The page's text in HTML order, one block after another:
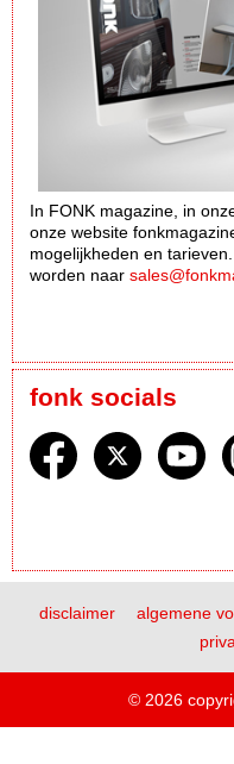
In FONK magazine, in
onze website
mogelijkheden en
worden naar
fonk socials
disclaimer algemene
© 2026